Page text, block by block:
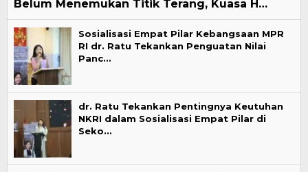
Belum Menemukan Titik Terang, Kuasa H…
Sosialisasi Empat Pilar Kebangsaan MPR
RI dr. Ratu Tekankan Penguatan Nilai
Panc…
dr. Ratu Tekankan Pentingnya Keutuhan
NKRI dalam Sosialisasi Empat Pilar di
Seko…